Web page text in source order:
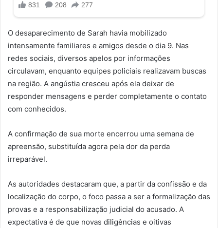
O desaparecimento de Sarah havia mobilizado
intensamente familiares e amigos desde o dia 9. Nas
redes sociais, diversos apelos por informações
circulavam, enquanto equipes policiais realizavam buscas
na região. A angústia cresceu após ela deixar de
responder mensagens e perder completamente o contato
com conhecidos.
A confirmação de sua morte encerrou uma semana de
apreensão, substituída agora pela dor da perda
irreparável.
As autoridades destacaram que, a partir da confissão e da
localização do corpo, o foco passa a ser a formalização das
provas e a responsabilização judicial do acusado. A
expectativa é de que novas diligências e oitivas